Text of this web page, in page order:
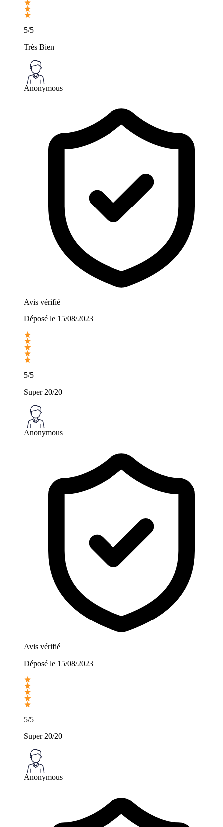
5/5
Très Bien
Anonymous
Avis vérifié
Déposé le 15/08/2023
5/5
Super 20/20
Anonymous
Avis vérifié
Déposé le 15/08/2023
5/5
Super 20/20
Anonymous